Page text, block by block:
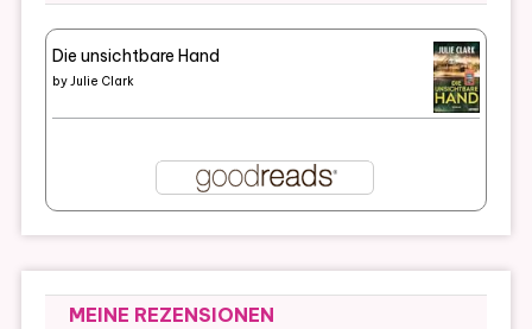
Die unsichtbare Hand
byJulie Clark
MEINE REZENSIONEN